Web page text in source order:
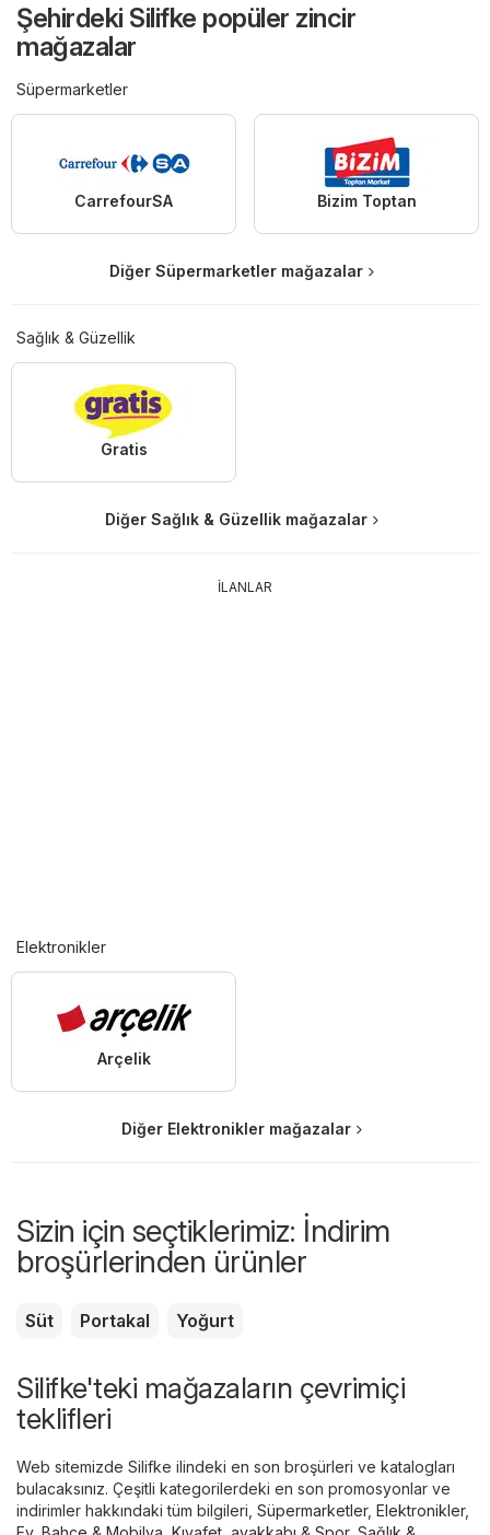
Şehirdeki Silifke popüler zincir
mağazalar
Süpermarketler
CarrefourSA Bizim Toptan
Diğer Süpermarketler mağazalar
Sağlık & Güzellik
Gratis
Diğer Sağlık & Güzellik mağazalar
İLANLAR
Elektronikler
Arçelik
Diğer Elektronikler mağazalar
Sizin için seçtiklerimiz: İndirim
broşürlerinden ürünler
Süt Portakal Yoğurt
Silifke'teki mağazaların çevrimiçi
teklifleri
Web sitemizde Silifke ilindeki en son broşürleri ve katalogları
bulacaksınız. Çeşitli kategorilerdeki en son promosyonlar ve
indirimler hakkındaki tüm bilgileri, Süpermarketler, Elektronikler,